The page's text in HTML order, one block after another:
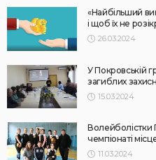
«Найбільший
і щоб їх не
26.03.2024
У Покровській
загиблих
15.03.2024
Волейболістки
чемпіонаті
11.03.2024